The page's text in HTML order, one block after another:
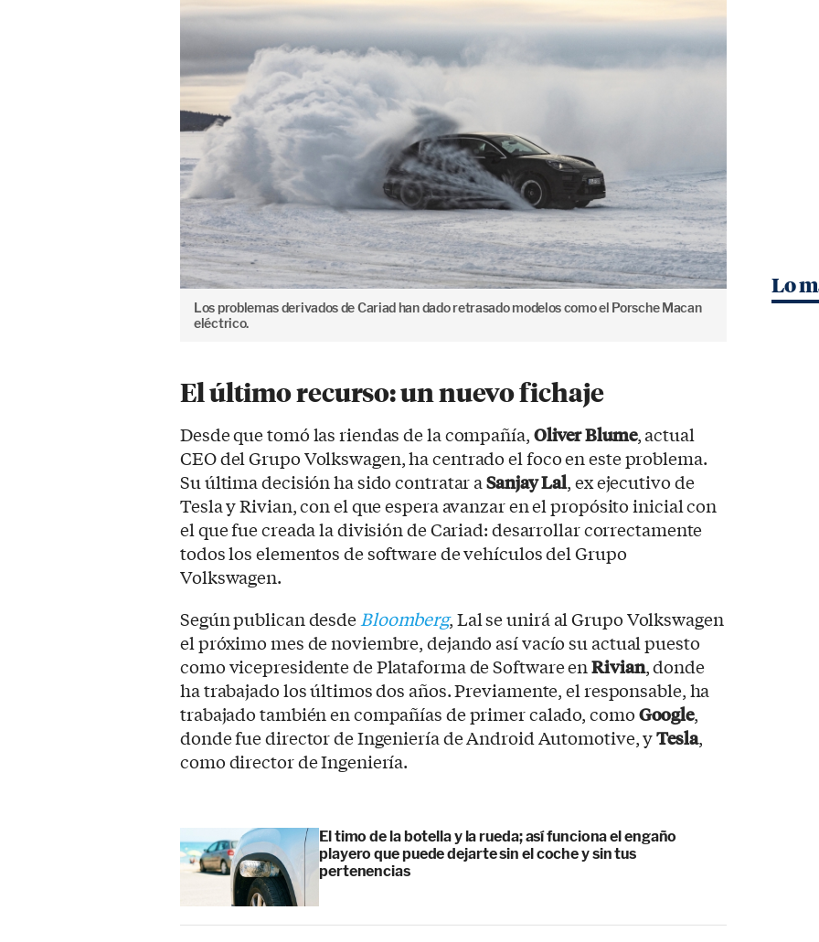
Los problemas derivados de Cariad han dado retrasado modelos como el Porsche Macan
eléctrico.
El último recurso: un nuevo fichaje
Desde que tomó las riendas de la compañía,Oliver Blume, actual
CEO del Grupo Volkswagen, ha centrado el foco en este problema.
Su última decisión ha sido contratar aSanjay Lal, ex ejecutivo de
Tesla y Rivian, con el que espera avanzar en el propósito inicial con
el que fue creada la división de Cariad: desarrollar correctamente
todos los elementos de software de vehículos del Grupo
Volkswagen.
Según publican desde Bloomberg, Lal se unirá al Grupo Volkswagen
el próximo mes de noviembre, dejando así vacío su actual puesto
como vicepresidente de Plataforma de Software enRivian, donde
ha trabajado los últimos dos años. Previamente, el responsable, ha
trabajado también en compañías de primer calado, comoGoogle,
donde fue director de Ingeniería de Android Automotive, yTesla,
como director de Ingeniería.
El timo de la botella y la rueda; así funciona el engaño
playero que puede dejarte sin el coche y sin tus
pertenencias
Lo